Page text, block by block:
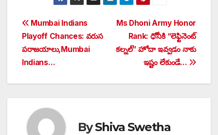
Post
navigation
Ms Dhoni Army Honor
Rank: ధోనీకి “లెఫ్టినెంట్
కల్నల్” హోదా ఇవ్వడం నాకు
ఇష్టం లేకుండే…
Mumbai Indians
Playoff Chances: వరుస
పరాజయాలు,Mumbai
Indians…
ByShiva Swetha